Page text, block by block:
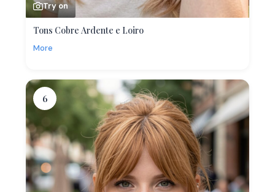
Try on
Tons Cobre Ardente e Loiro
More
6